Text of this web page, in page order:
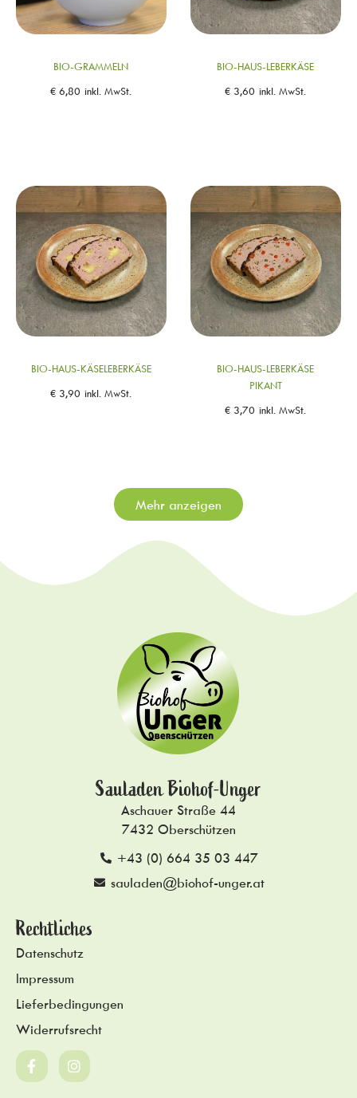
BIO-GRAMMELN
€ 6,80 inkl. MwSt.
BIO-HAUS-LEBERKÄSE
€ 3,60 inkl. MwSt.
BIO-HAUS-KÄSELEBERKÄSE
€ 3,90 inkl. MwSt.
BIO-HAUS-LEBERKÄSE
PIKANT
€ 3,70 inkl. MwSt.
Mehr anzeigen
Sauladen Biohof-Unger
Aschauer Straße 44
7432 Oberschützen
+43 (0) 664 35 03 447
sauladen@biohof-unger.at
Rechtliches
Datenschutz
Impressum
Lieferbedingungen
Widerrufsrecht